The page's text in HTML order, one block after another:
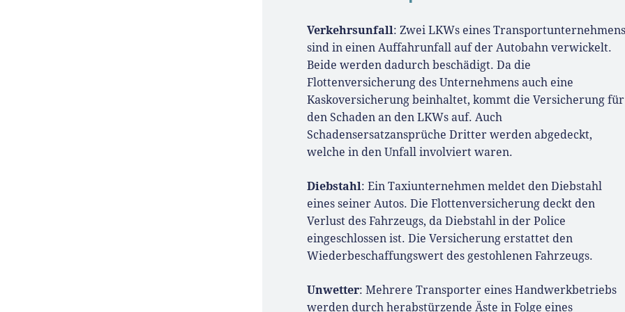
Verkehrsunfall: Zwei LKWs eines Transportunternehmens
sind in einen Auffahrunfall auf der Autobahn verwickelt.
Beide werden dadurch beschädigt. Da die
Flottenversicherung des Unternehmens auch eine
Kaskoversicherung beinhaltet, kommt die Versicherung für
den Schaden an den LKWs auf. Auch
Schadensersatzansprüche Dritter werden abgedeckt,
welche in den Unfall involviert waren.
Diebstahl: Ein Taxiunternehmen meldet den Diebstahl
eines seiner Autos. Die Flottenversicherung deckt den
Verlust des Fahrzeugs, da Diebstahl in der Police
eingeschlossen ist. Die Versicherung erstattet den
Wiederbeschaffungswert des gestohlenen Fahrzeugs.
Unwetter: Mehrere Transporter eines Handwerkbetriebs
werden durch herabstürzende Äste in Folge eines